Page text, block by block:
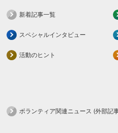
新着記事一覧
スペシャルインタビュー
活動のヒント
ボランティア関連ニュース (外部記